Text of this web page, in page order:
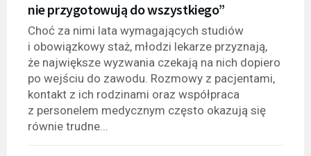
nie przygotowują do wszystkiego”
Choć za nimi lata wymagających studiów
i obowiązkowy staż, młodzi lekarze przyznają,
że największe wyzwania czekają na nich dopiero
po wejściu do zawodu. Rozmowy z pacjentami,
kontakt z ich rodzinami oraz współpraca
z personelem medycznym często okazują się
równie trudne...